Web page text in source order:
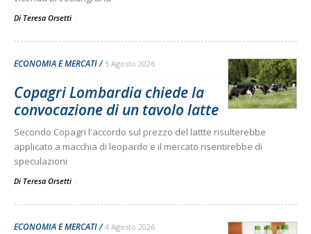
Di Teresa Orsetti -
ECONOMIA E MERCATI 5 Agosto 2026
Copagri Lombardia chiede la
convocazione di un tavolo latte
Secondo Copagri l'accordo sul prezzo del lattte risulterebbe
applicato a macchia di leopardo e il mercato risentirebbe di
speculazioni
Di Teresa Orsetti -
ECONOMIA E MERCATI 4 Agosto 2026